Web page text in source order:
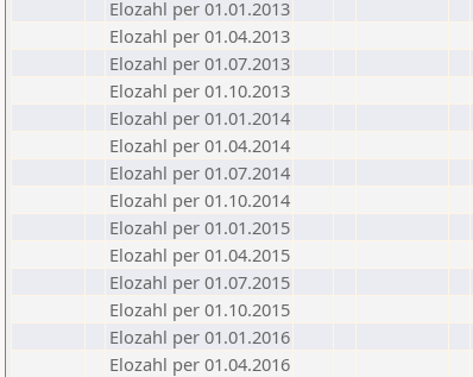
Elozahl per 01.01.2013
Elozahl per 01.04.2013
Elozahl per 01.07.2013
Elozahl per 01.10.2013
Elozahl per 01.01.2014
Elozahl per 01.04.2014
Elozahl per 01.07.2014
Elozahl per 01.10.2014
Elozahl per 01.01.2015
Elozahl per 01.04.2015
Elozahl per 01.07.2015
Elozahl per 01.10.2015
Elozahl per 01.01.2016
Elozahl per 01.04.2016